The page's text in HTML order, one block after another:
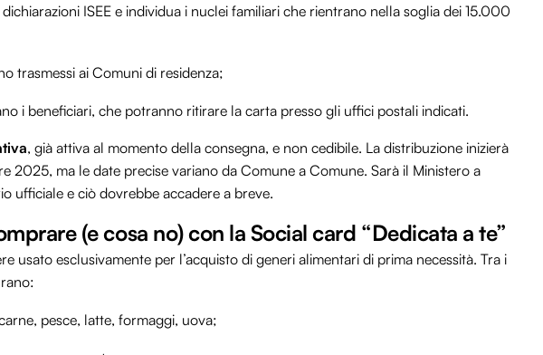
dichiarazioni ISEE e individua i nuclei familiari che rientrano nella soglia dei 15.000
trasmessi ai Comuni di residenza;
i beneficiari, che potranno ritirare la carta presso gli uffici postali indicati.
, già attiva al momento della consegna, e non cedibile. La distribuzione inizierà
2025, ma le date precise variano da Comune a Comune. Sarà il Ministero a
ufficiale e ciò dovrebbe accadere a breve.
(e cosa no) con la Social card “Dedicata a te”
usato esclusivamente per l’acquisto di generi alimentari di prima necessità. Tra i
pesce, latte, formaggi, uova;